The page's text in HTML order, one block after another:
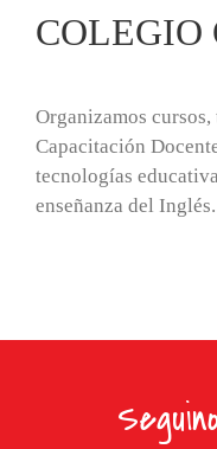
COLEGIO
Organizamos
Capacitación
tecnologías
enseñanza del